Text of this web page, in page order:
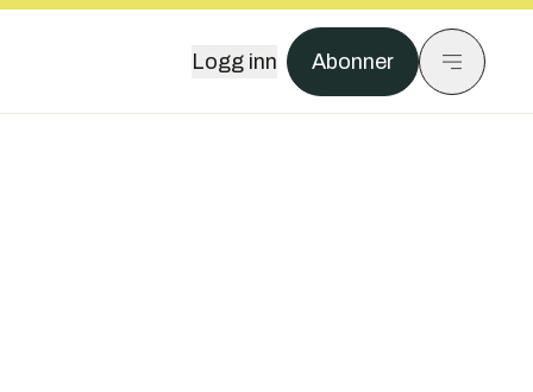
Logg inn Abonner